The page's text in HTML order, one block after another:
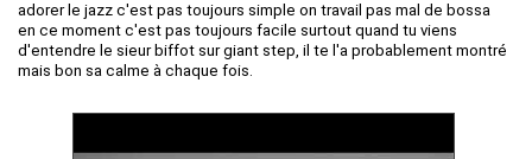
adorer le jazz c'est pas toujours simple on travail pas mal de bossa
en ce moment c'est pas toujours facile surtout quand tu viens
d'entendre le sieur biffot sur giant step, il te l'a probablement montré
mais bon sa calme à chaque fois.